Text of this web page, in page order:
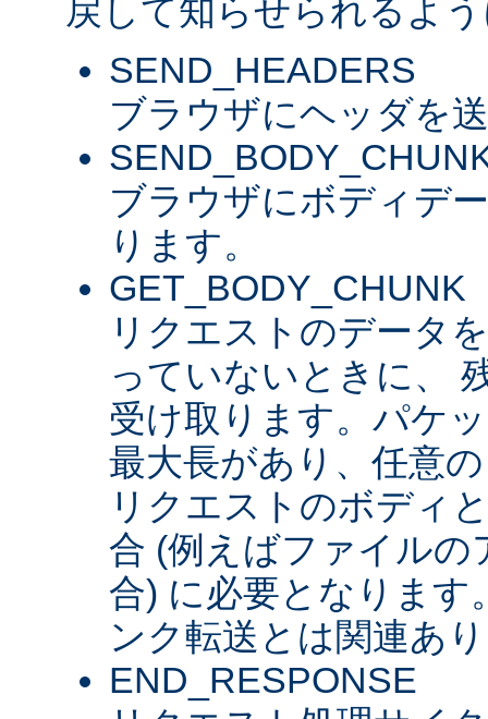
戻して知らせられるよ
SEND_HEADERS
ブラウザにヘッダを
ブラウザにボディデ
ります。
GET_BODY_CHUNK
リクエストのデータ
っていないときに、
受け取ります。パケ
最大長があり、任意
リクエストのボディ
合 (例えばファイルの
合) に必要となります
ンク転送とは関連あ
END_RESPONSE